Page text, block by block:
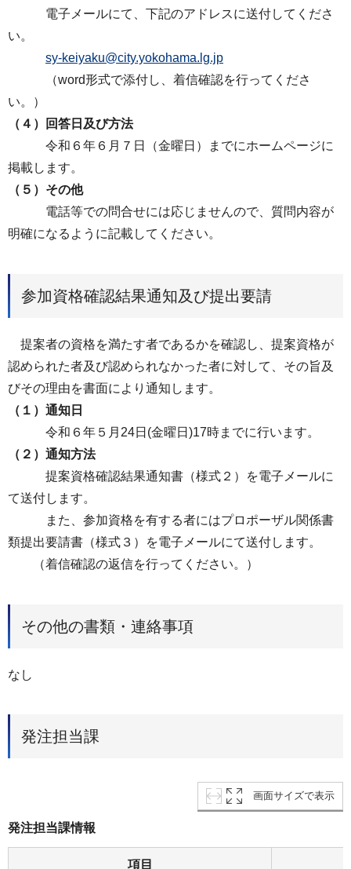
電子メールにて、下記のアドレスに送付してくださ
い。
sy-keiyaku@city.yokohama.lg.jp
（word形式で添付し、着信確認を行ってくださ
い。）
（４）回答日及び方法
令和６年６月７日（金曜日）までにホームページに
掲載します。
（５）その他
電話等での問合せには応じませんので、質問内容が
明確になるように記載してください。
参加資格確認結果通知及び提出要請
提案者の資格を満たす者であるかを確認し、提案資格が
認められた者及び認められなかった者に対して、その旨及
びその理由を書面により通知します。
（１）通知日
令和６年５月24日(金曜日)17時までに行います。
（２）通知方法
提案資格確認結果通知書（様式２）を電子メールに
て送付します。
また、参加資格を有する者にはプロポーザル関係書
類提出要請書（様式３）を電子メールにて送付します。
（着信確認の返信を行ってください。）
その他の書類・連絡事項
なし
発注担当課
画面サイズで表示
発注担当課情報
項目